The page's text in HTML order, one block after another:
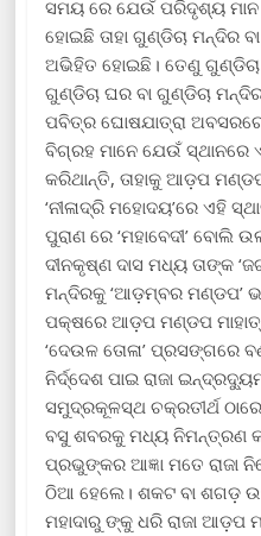
ସମୟ ରେ ଯେଉଁ ପରିଦୃଶ୍ୟ ମାନ
ହୋଇଛି ତାହା ଗୁଣ୍ଡିଚା ମନ୍ଦିର
ଅଭିହିତ ହୋଇଛି। ତେଣୁ
ଗୁଣ୍ଡିଚା ଘର ବା ଗୁଣ୍ଡିଚା
ପବିତ୍ର ଘୋଷଯାତ୍ରା
ବିଗ୍ରହ ମାନେ ଯେଉଁ ସ୍ଥାନରେ
କରିଥାନ୍ତି, ତାହାକୁ ଆଡ଼ପ
‘ନୀଳାଦ୍ରି ମହୋଦୟ’ରେ ଏହି
ପୁରାଣ ରେ ‘ମହାବେଦୀ’ ବୋଲି
ଦୀନକୃଷ୍ଣ ଦାସ ମଧ୍ୟ ତାଙ୍କ
ମନ୍ଦିରକୁ ‘ଆଡ଼ମ୍ବର ମଣ୍ଡପ’
ପକ୍ଷରେ ଆଡ଼ପ ମଣ୍ଡପ
‘ଦେଉଳ ତୋଳା’ ପ୍ରସଙ୍ଗରେ
ନିର୍ଦ୍ଦେଶ ପାଇ ରାଜା
ସମୁଦ୍ରକୂଳସ୍ଥ ଚକ୍ରତୀର୍ଥ
ବସୁ ଶବରକୁ ମଧ୍ୟ ନିମନ୍ତ୍ରଣ
ପ୍ରଭୁଙ୍କର ଆଜ୍ଞା ମତେ ରାଜା
ଠିଆ ହେଲେ। ଶକଟ ବା ଶଗଡ଼
ମହାଦାରୁ ଙ୍କୁ ଧରି ରାଜା